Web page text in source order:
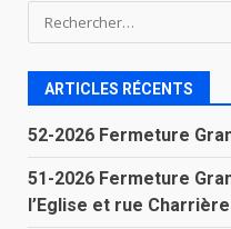
Rechercher :
ARTICLES RÉCENTS
52-2026 Fermeture
51-2026 Fermeture
l’Eglise et rue